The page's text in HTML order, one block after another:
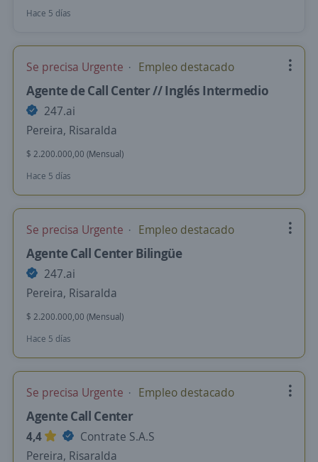
Hace 5 días
Se precisa Urgente Empleo destacado
Agente de Call Center // Inglés Intermedio
247.ai
Pereira, Risaralda
$ 2.200.000,00 (Mensual)
Hace 5 días
Se precisa Urgente Empleo destacado
Agente Call Center Bilingüe
247.ai
Pereira, Risaralda
$ 2.200.000,00 (Mensual)
Hace 5 días
Se precisa Urgente Empleo destacado
Agente Call Center
4,4
Contrate S.A.S
Pereira, Risaralda